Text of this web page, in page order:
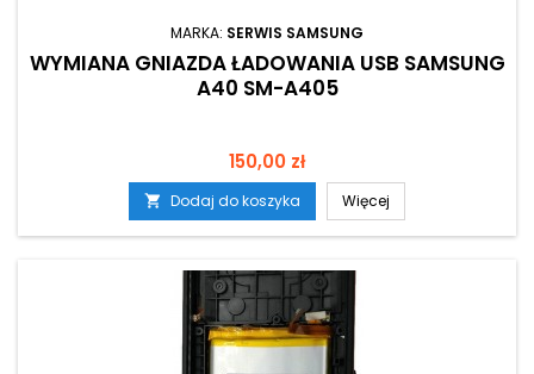
MARKA: SERWIS SAMSUNG
WYMIANA GNIAZDA ŁADOWANIA USB SAMSUNG
A40 SM-A405
Cena
150,00 zł
 Dodaj do koszyka Więcej